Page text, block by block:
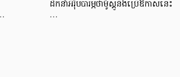
ដឹកនាំអឺរ៉ុបបារម្ភថាម៉ូស្គូនឹងប្រើឱកាសនេះ
…